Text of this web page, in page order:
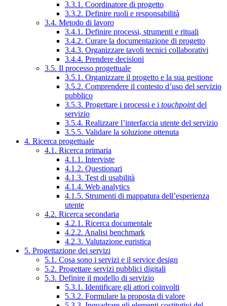
3.3.1. Coordinatore di progetto
3.3.2. Definire ruoli e responsabilità
3.4. Metodo di lavoro
3.4.1. Definire processi, strumenti e rituali
3.4.2. Curare la documentazione di progetto
3.4.3. Organizzare tavoli tecnici collaborativi
3.4.4. Prendere decisioni
3.5. Il processo progettuale
3.5.1. Organizzare il progetto e la sua gestione
3.5.2. Comprendere il contesto d’uso del servizio
pubblico
3.5.3. Progettare i processi e i touchpointdel
servizio
3.5.4. Realizzare l’interfaccia utente del servizio
3.5.5. Validare la soluzione ottenuta
4. Ricerca progettuale
4.1. Ricerca primaria
4.1.1. Interviste
4.1.2. Questionari
4.1.3. Test di usabilità
4.1.4. Web analytics
4.1.5. Strumenti di mappatura dell’esperienza
utente
4.2. Ricerca secondaria
4.2.1. Ricerca documentale
4.2.2. Analisi benchmark
4.2.3. Valutazione euristica
5. Progettazione dei servizi
5.1. Cosa sono i servizi e il service design
5.2. Progettare servizi pubblici digitali
5.3. Definire il modello di servizio
5.3.1. Identificare gli attori coinvolti
5.3.2. Formulare la proposta di valore